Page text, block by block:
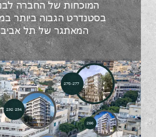
המוכחות של החברה
בסטנדרט הגבוה ביותר
המאתגר של תל